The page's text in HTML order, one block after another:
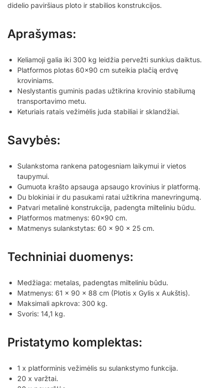
didelio paviršiaus ploto ir stabilios konstrukcijos.
Aprašymas:
Keliamoji galia iki 300 kg leidžia pervežti sunkius daiktus.
Platformos plotas 60×90 cm suteikia plačią erdvę
kroviniams.
Neslystantis guminis padas užtikrina krovinio stabilumą
transportavimo metu.
Keturiais ratais vežimėlis juda stabiliai ir sklandžiai.
Savybės:
Sulankstoma rankena patogesniam laikymui ir vietos
taupymui.
Gumuota krašto apsauga apsaugo krovinius ir platformą.
Du blokiniai ir du pasukami ratai užtikrina manevringumą.
Patvari metalinė konstrukcija, padengta milteliniu būdu.
Platformos matmenys: 60×90 cm.
Matmenys sulankstytas: 60 x 90 x 25 cm.
Techniniai duomenys:
Medžiaga: metalas, padengtas milteliniu būdu.
Matmenys: 61 x 90 x 88 cm (Plotis x Gylis x Aukštis).
Maksimali apkrova: 300 kg.
Svoris: 14,1 kg.
Pristatymo komplektas:
1 x platforminis vežimėlis su sulankstymo funkcija.
20 x varžtai.